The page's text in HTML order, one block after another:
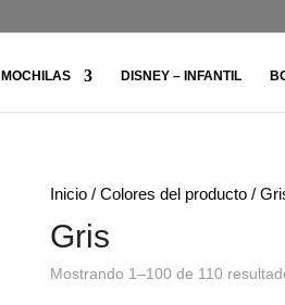
MOCHILAS DISNEY – INFANTIL
Inicio/ Colores del producto /
Gris
Mostrando 1–100 de 110